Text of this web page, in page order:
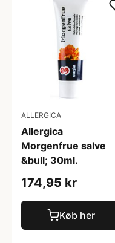
ALLERGICA
Allergica
Morgenfrue salve
&bull; 30ml.
174,95 kr
Køb her